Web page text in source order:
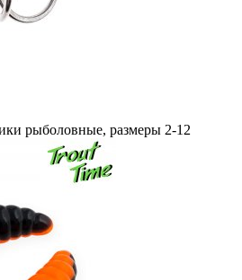
рыболовные, размеры 2-12